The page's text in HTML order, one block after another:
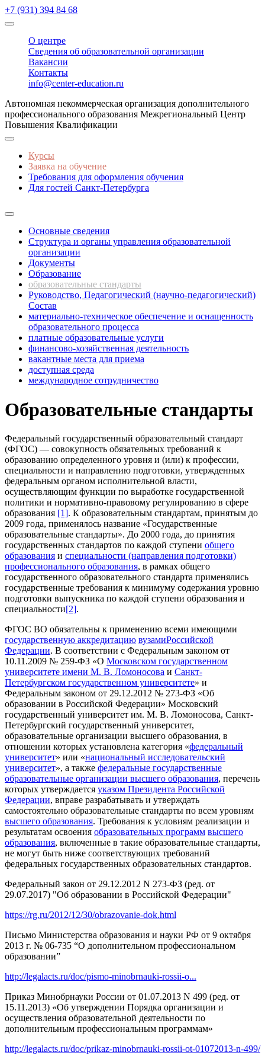
+7 (931) 394 84 68
О центре
Сведения об образовательной организации
Вакансии
Контакты
info@center-education.ru
Автономная некоммерческая организация дополнительного
профессионального образования Межрегиональный Центр
Повышения Квалификации
Курсы
Заявка на обучение
Требования для оформления обучения
Для гостей Санкт-Петербурга
Основные сведения
Структура и органы управления образовательной
организации
Документы
Образование
образовательные стандарты
Руководство, Педагогический (научно-педагогический)
Состав
материально-техническое обеспечение и оснащенность
образовательного процесса
платные образовательные услуги
финансово-хозяйственная деятельность
вакантные места для приема
доступная среда
международное сотрудничество
Образовательные стандарты
Федеральный государственный образовательный стандарт
(ФГОС) — совокупность обязательных требований к
образованию определенного уровня и (или) к профессии,
специальности и направлению подготовки, утвержденных
федеральным органом исполнительной власти,
осуществляющим функции по выработке государственной
политики и нормативно-правовому регулированию в сфере
образования [1]. К образовательным стандартам, принятым до
2009 года, применялось название «Государственные
образовательные стандарты». До 2000 года, до принятия
государственных стандартов по каждой ступени общего
образования и специальности (направления подготовки)
профессионального образования, в рамках общего
государственного образовательного стандарта применялись
государственные требования к минимуму содержания уровню
подготовки выпускника по каждой ступени образования и
специальности[2].
ФГОС ВО обязательны к применению всеми имеющими
государственную аккредитацию вузамиРоссийской
Федерации. В соответствии с Федеральным законом от
10.11.2009 № 259-ФЗ «О Московском государственном
университете имени М. В. Ломоносова и Санкт-
Петербургском государственном университете» и
Федеральным законом от 29.12.2012 № 273-ФЗ «Об
образовании в Российской Федерации» Московский
государственный университет им. М. В. Ломоносова, Санкт-
Петербургский государственный университет,
образовательные организации высшего образования, в
отношении которых установлена категория «федеральный
университет» или «национальный исследовательский
университет», а также федеральные государственные
образовательные организации высшего образования, перечень
которых утверждается указом Президента Российской
Федерации, вправе разрабатывать и утверждать
самостоятельно образовательные стандарты по всем уровням
высшего образования. Требования к условиям реализации и
результатам освоения образовательных программ высшего
образования, включенные в такие образовательные стандарты,
не могут быть ниже соответствующих требований
федеральных государственных образовательных стандартов.
Федеральный закон от 29.12.2012 N 273-ФЗ (ред. от
29.07.2017) "Об образовании в Российской Федерации"
https://rg.ru/2012/12/30/obrazovanie-dok.html
Письмо Министерства образования и науки РФ от 9 октября
2013 г. № 06-735 “О дополнительном профессиональном
образовании”
http://legalacts.ru/doc/pismo-minobrnauki-rossii-o...
Приказ Минобрнауки России от 01.07.2013 N 499 (ред. от
15.11.2013) «Об утверждении Порядка организации и
осуществления образовательной деятельности по
дополнительным профессиональным программам»
http://legalacts.ru/doc/prikaz-minobrnauki-rossii-ot-01072013-n-499/